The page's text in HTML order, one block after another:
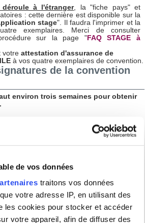
de vos données
traitons vos données
votre adresse IP, en utilisant des
les cookies pour stocker et accéder
votre appareil, afin de diffuser des
à l'étranger, la "fiche pays" et
: cette dernière est disponible sur la
stage". Il faudra l'imprimer et la
exemplaires. Merci de consulter
sur la page "FAQ STAGE à
votre attestation d'assurance de
à vos quatre exemplaires de convention.
de la convention
environ trois semaines pour obtenir
des Affaires Etrangères
de l'Europe et des Affaires étrangères)
du bureau des stages
est votre interlocutrice pour les stages en
la partie administrative et juridique).